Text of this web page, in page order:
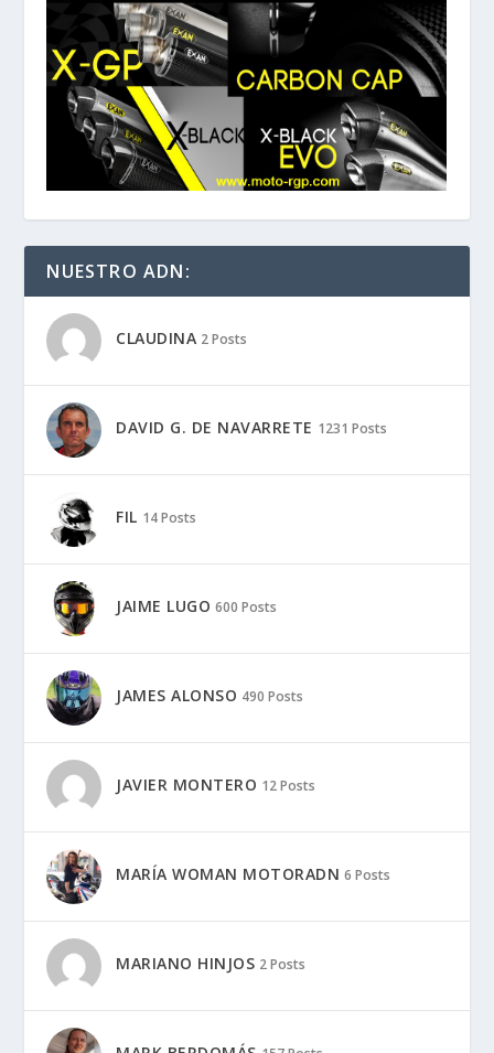
NUESTRO ADN:
CLAUDINA 2 Posts
DAVID G. DE NAVARRETE 1231 Posts
FIL 14 Posts
JAIME LUGO 600 Posts
JAMES ALONSO 490 Posts
JAVIER MONTERO 12 Posts
MARÍA WOMAN MOTORADN 6 Posts
MARIANO HINJOS 2 Posts